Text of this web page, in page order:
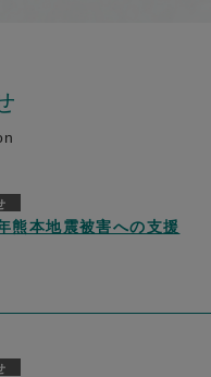
熊本地震被害への支援